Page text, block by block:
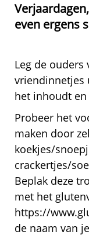
even ergens
Leg de ouders
vriendinnetjes
het inhoudt
Probeer het
maken door
koekjes/
crackertjes/
Beplak deze
met het
https://
de naam van